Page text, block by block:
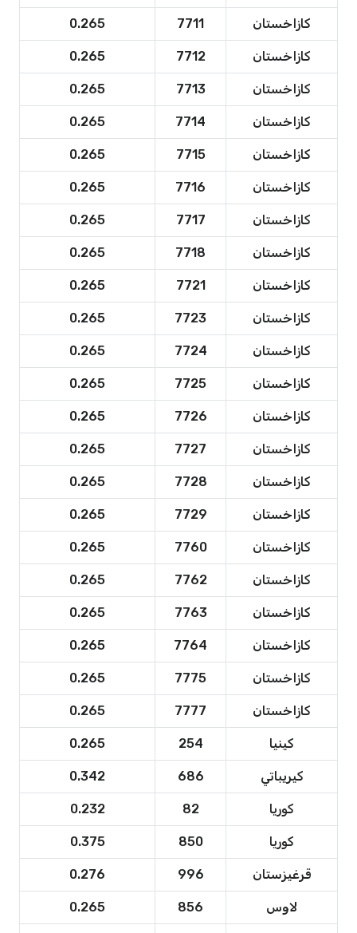
كازاخستان 7711
0.265
كازاخستان 7712
0.265
كازاخستان 7713
0.265
كازاخستان 7714
0.265
كازاخستان 7715
0.265
كازاخستان 7716
0.265
كازاخستان 7717
0.265
كازاخستان 7718
0.265
كازاخستان 7721
0.265
كازاخستان 7723
0.265
كازاخستان 7724
0.265
كازاخستان 7725
0.265
كازاخستان 7726
0.265
كازاخستان 7727
0.265
كازاخستان 7728
0.265
كازاخستان 7729
0.265
كازاخستان 7760
0.265
كازاخستان 7762
0.265
كازاخستان 7763
0.265
كازاخستان 7764
0.265
كازاخستان 7775
0.265
كازاخستان 7777
0.265
كينيا 254
0.265
كيريباتي 686
0.342
كوريا 82
0.232
كوريا 850
0.375
قرغيزستان 996
0.276
لاوس 856
0.265